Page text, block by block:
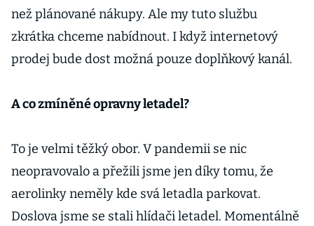
než plánované nákupy. Ale my tuto službu
zkrátka chceme nabídnout. I když internetový
prodej bude dost možná pouze doplňkový kanál.
A co zmíněné opravny letadel?
To je velmi těžký obor. V pandemii se nic
neopravovalo a přežili jsme jen díky tomu, že
aerolinky neměly kde svá letadla parkovat.
Doslova jsme se stali hlídači letadel. Momentálně